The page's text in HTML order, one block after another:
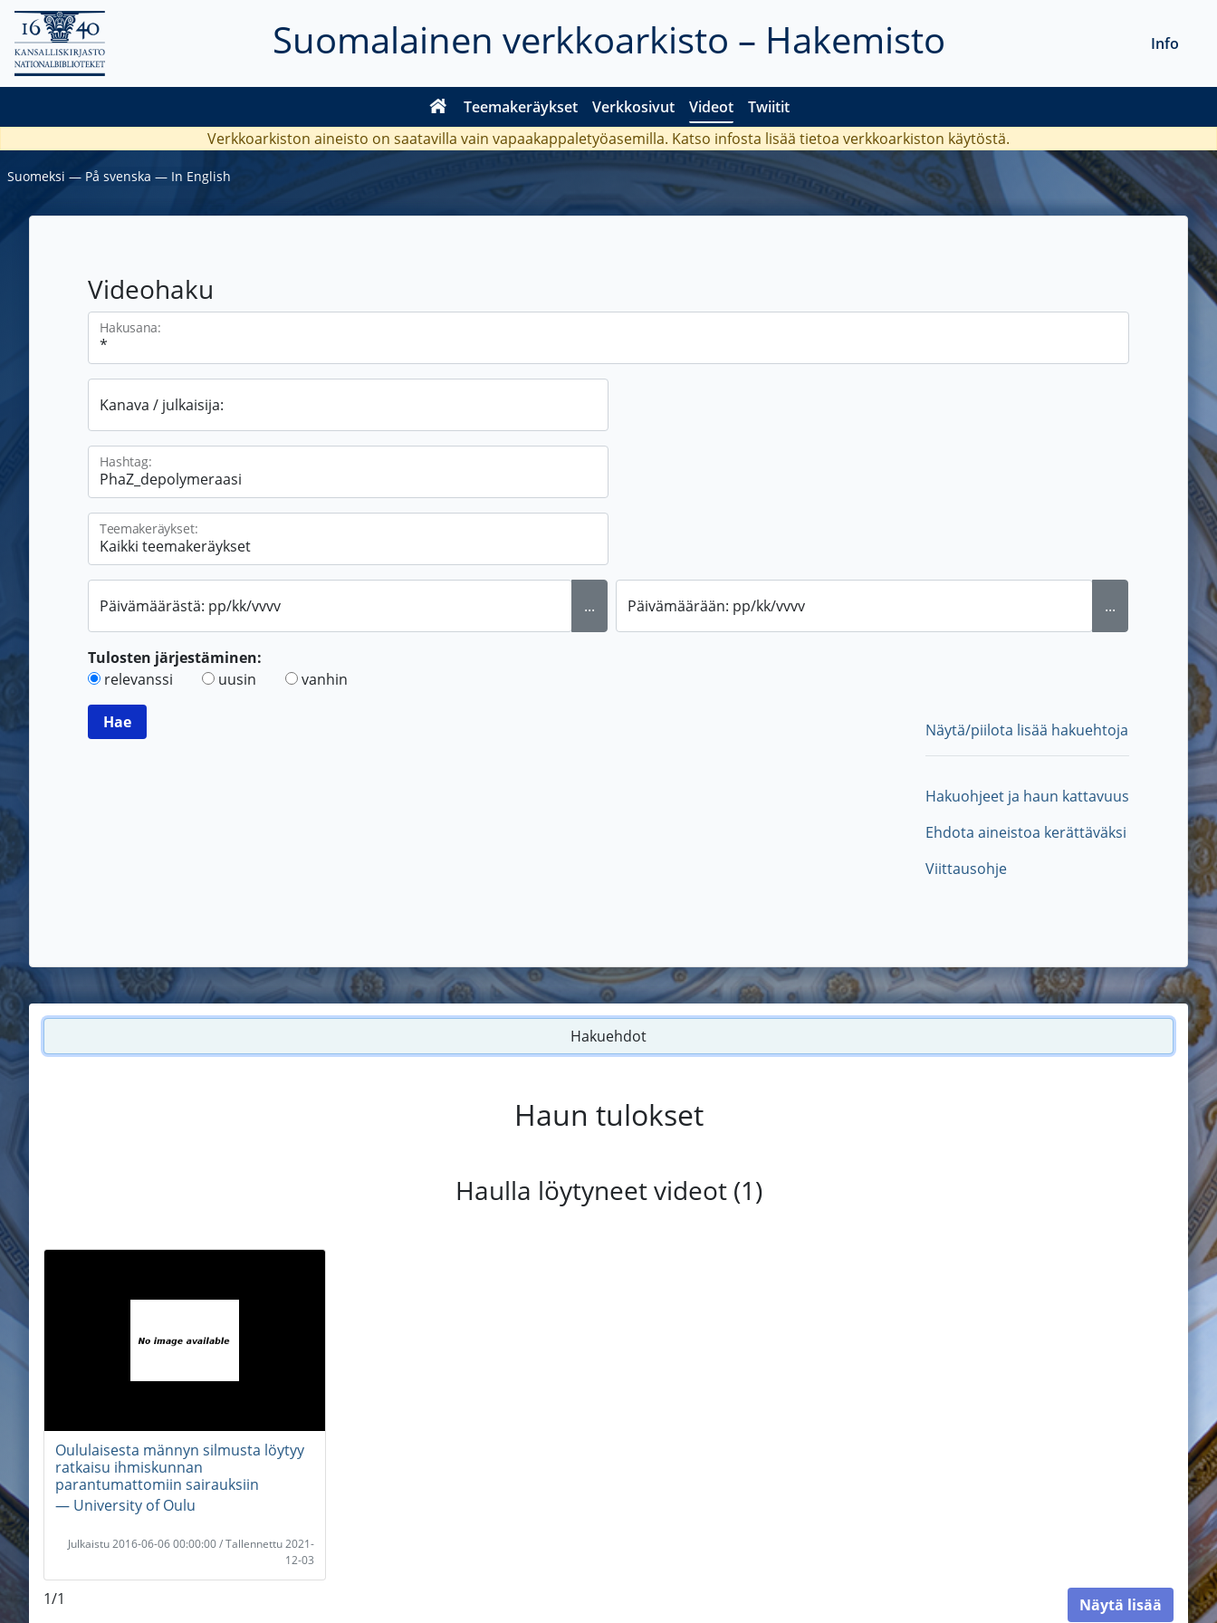
Suomalainen verkkoarkisto – Hakemisto
Teemakeräykset Verkkosivut Videot Twiitit
Info
Verkkoarkiston aineisto on saatavilla vain vapaakappaletyöasemilla. Katso infosta lisää tietoa verkkoarkiston käytöstä.
Suomeksi ― På svenska ― In English
Videohaku
Hakusana:
Kanava / julkaisija:
Hashtag:
Teemakeräykset:
Päivämäärästä: pp/kk/vvvv ... Päivämäärään: pp/kk/vvvv ...
Tulosten järjestäminen:
relevanssi
uusin vanhin
Näytä/piilota lisää hakuehtoja
Hakuohjeet ja haun kattavuus
Ehdota aineistoa kerättäväksi
Viittausohje
Hakuehdot
Haun tulokset
Haulla löytyneet videot (1)
Oululaisesta männyn silmusta löytyy
ratkaisu ihmiskunnan
parantumattomiin sairauksiin
― University of Oulu
Julkaistu 2016-06-06 00:00:00 / Tallennettu 2021-
12-03
1/1 Näytä lisää